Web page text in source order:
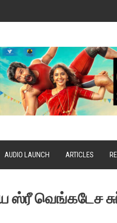
AUDIO LAUNCH ARTICLES
ஸ்ரீ வெங்கடேச